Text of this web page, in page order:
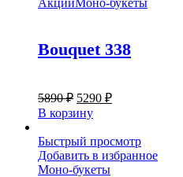
АкцииМоно-букеты
Bouquet 338
5890₽ Первоначальная
цена
составляла
5890 ₽.
5290 ₽Текущая
В корзину
Быстрый просмотр
Добавить в избранное
Моно-букеты